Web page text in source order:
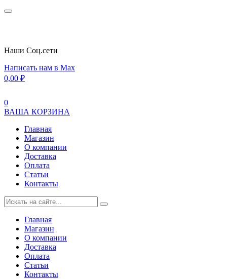
Наши Cоц.сети
Написать нам в Max
0,00 ₽
0
ВАША КОРЗИНА
Главная
Магазин
О компании
Доставка
Оплата
Статьи
Контакты
Главная
Магазин
О компании
Доставка
Оплата
Статьи
Контакты